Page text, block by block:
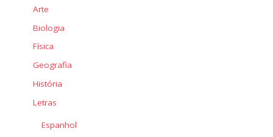
Arte
Biologia
Física
Geografia
História
Letras
Espanhol